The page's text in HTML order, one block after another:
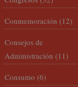
Conmemoración (12)
Consejos de
Administración (11)
Consumo (6)